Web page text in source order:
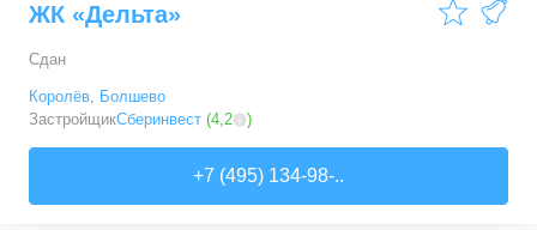
ЖК «Дельта»
Сдан
Королёв, Болшево
ЗастройщикСберинвест (4,2 )
+7 (495) 134-98-..